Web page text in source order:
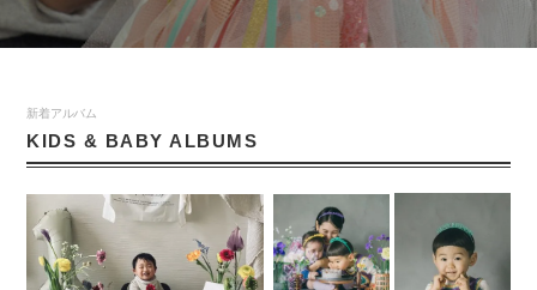
新着アルバム
KIDS & BABY ALBUMS